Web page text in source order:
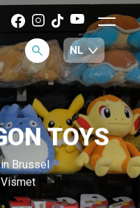
TOYS
Brussel